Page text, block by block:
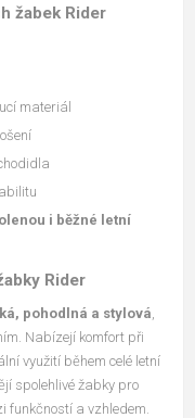
žabek Rider
materiál
i běžné letní
Rider
pohodlná a stylová
Nabízejí komfort při
využití během celé letní
spolehlivé žabky pro
funkčností a vzhledem.